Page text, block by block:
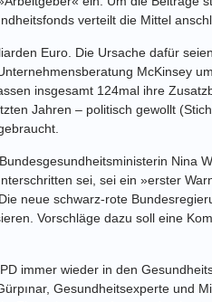
verteilt die Mittel
Euro. Die Ursache dafür
McKinsey
insgesamt 124mal ihre
Jahren – politisch gewollt
Nina
sei, sei ein »erster
neue schwarz-rote
Vorschläge dazu soll eine
immer wieder in den
Gesundheitsexperte und